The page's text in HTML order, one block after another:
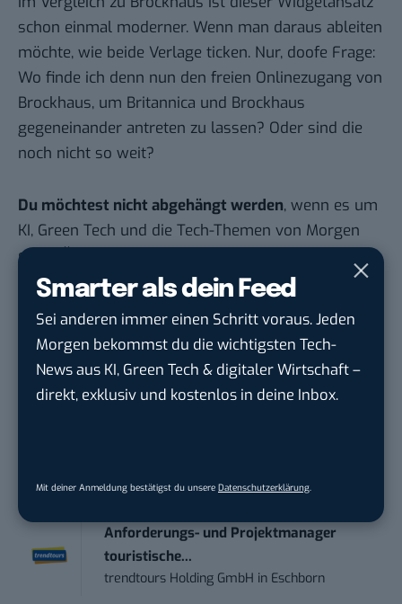
Smarter als dein Feed
Sei anderen immer einen Schritt voraus. Jeden
Morgen bekommst du die wichtigsten Tech-
News aus KI, Green Tech & digitaler Wirtschaft –
direkt, exklusiv und kostenlos in deine Inbox.
Mit deiner Anmeldung bestätigst du unsere Datenschutzerklärung
schon einmal moderner. Wenn man daraus ableiten
möchte, wie beide Verlage ticken. Nur, doofe Frage:
Wo finde ich denn nun den freien Onlinezugang von
Brockhaus, um Britannica und Brockhaus
gegeneinander antreten zu lassen? Oder sind die
noch nicht so weit?
Du möchtest nicht abgehängt werden, wenn es um
KI, Green Tech und die Tech-Themen von Morgen
geht? Über 12.000 smarte Leser bekommen jeden
Tag UPDATE, unser Tech-Briefing mit den
damit ihren Vorsprung.Hier kannst du dich
kostenlos anmelden.
moveUP Media GmbH inDüsseldorf
Anforderungs- und Projektmanager
touristische...
trendtours Holding GmbH in Eschborn